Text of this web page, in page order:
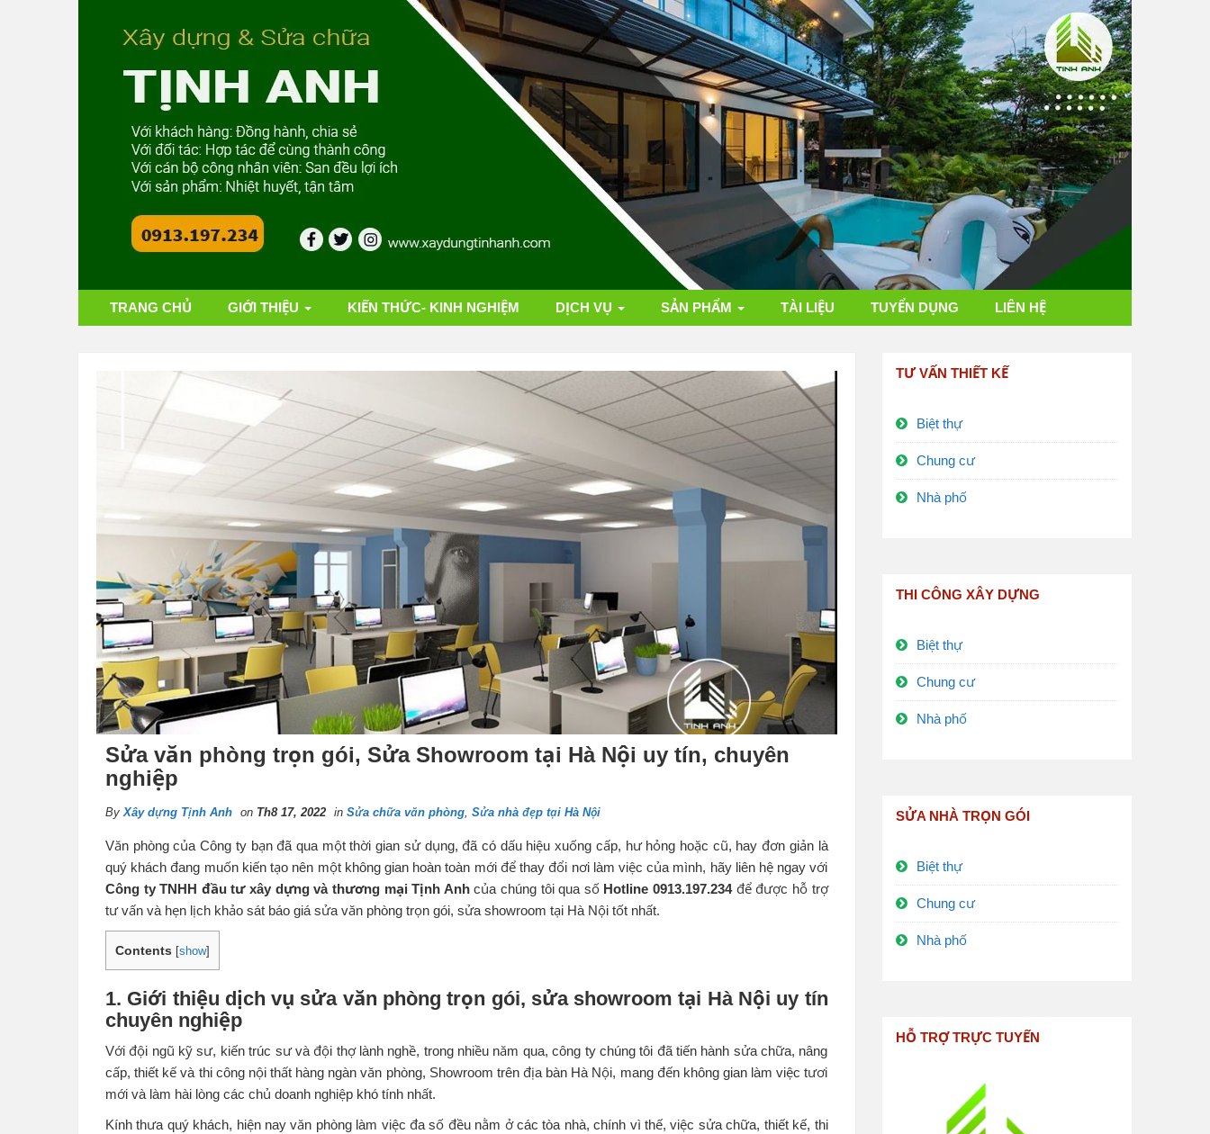
TRANG CHỦ GIỚI THIỆU KIẾN THỨC- KINH NGHIỆM DỊCH VỤ SẢN PHẨM TÀI LIỆU TUYỂN DỤNG LIÊN HỆ
Sửa văn phòng trọn gói, Sửa Showroom tại Hà Nội uy tín, chuyên
nghiệp
ByXây dựng Tịnh Anh on Th8 17, 2022 in Sửa chữa văn phòng, Sửa nhà đẹp tại Hà Nội
Văn phòng của Công ty bạn đã qua một thời gian sử dụng, đã có dấu hiệu xuống cấp, hư hỏng hoặc cũ, hay đơn giản là
quý khách đang muốn kiến tạo nên một không gian hoàn toàn mới để thay đổi nơi làm việc của mình, hãy liên hệ ngay với
Công ty TNHH đầu tư xây dựng và thương mại Tịnh Anhcủa chúng tôi qua số Hotline 0913.197.234để được hỗ trợ
tư vấn và hẹn lịch khảo sát báo giá sửa văn phòng trọn gói, sửa showroom tại Hà Nội tốt nhất.
Contents [show]
1. Giới thiệu dịch vụ sửa văn phòng trọn gói, sửa showroom tại Hà Nội uy tín
chuyên nghiệp
Với đội ngũ kỹ sư, kiến trúc sư và đội thợ lành nghề, trong nhiều năm qua, công ty chúng tôi đã tiến hành sửa chữa, nâng
cấp, thiết kế và thi công nội thất hàng ngàn văn phòng, Showroom trên địa bàn Hà Nội, mang đến không gian làm việc tươi
mới và làm hài lòng các chủ doanh nghiệp khó tính nhất.
Kính thưa quý khách, hiện nay văn phòng làm việc đa số đều nằm ở các tòa nhà, chính vì thế, việc sửa chữa, thiết kế, thi
TƯ VẤN THIẾT KẾ
Biệt thự
Chung cư
Nhà phố
THI CÔNG XÂY DỰNG
Biệt thự
Chung cư
Nhà phố
SỬA NHÀ TRỌN GÓI
Biệt thự
Chung cư
Nhà phố
HỖ TRỢ TRỰC TUYẾN